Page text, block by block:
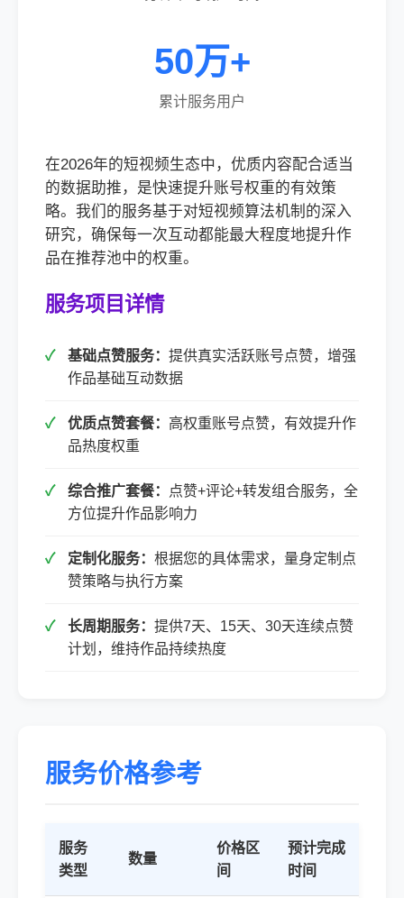
50万+
累计服务用户
在2026年的短视频生态中，优质内容配合适当
的数据助推，是快速提升账号权重的有效策
略。我们的服务基于对短视频算法机制的深入
研究，确保每一次互动都能最大程度地提升作
品在推荐池中的权重。
服务项目详情
基础点赞服务： 提供真实活跃账号点赞，增强
作品基础互动数据
优质点赞套餐： 高权重账号点赞，有效提升作
品热度权重
综合推广套餐：
点赞+评论+转发组合服务，全
方位提升作品影响力
定制化服务： 根据您的具体需求，量身定制点
赞策略与执行方案
长周期服务： 提供7天、15天、30天连续点赞
计划，维持作品持续热度
服务价格参考
服务
类型
数量
价格区
间
预计完成
时间